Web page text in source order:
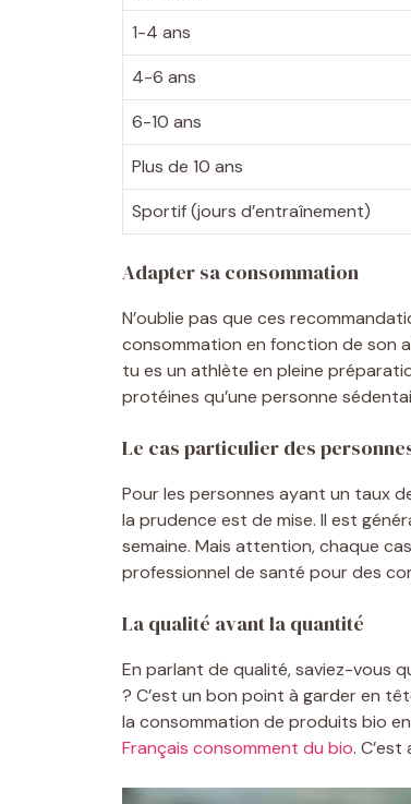
1-4 ans
4-6 ans
6-10 ans
Plus de 10 ans
Sportif (jours d’entraînement)
Adapter sa consommation
N’oublie pas que ces
consommation en fonction de son
tu es un athlète en pleine
protéines qu’une personne
Le cas particulier des
Pour les personnes ayant un taux
la prudence est de mise. Il est
semaine. Mais attention, chaque
professionnel de santé pour des
La qualité avant la quantité
En parlant de qualité, saviez-vous
? C’est un bon point à garder en
la consommation de produits bio
Français consomment du bio.